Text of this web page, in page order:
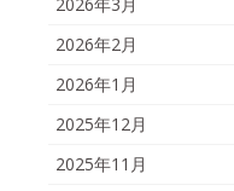
2026年3月
2026年2月
2026年1月
2025年12月
2025年11月